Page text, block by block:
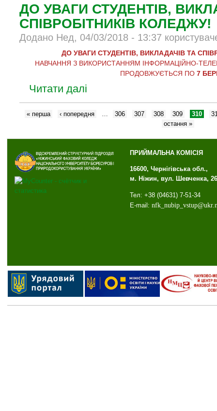
ДО УВАГИ СТУДЕНТІВ,
СПІВРОБІТНИКІВ КОЛЕДЖУ!
Додано Нед, 04/03/2018 - 13:37
ДО УВАГИ СТУДЕНТІВ, ВИКЛАДАЧІВ ТА
НАВЧАННЯ З ВИКОРИСТАННЯМ ІНФОРМАЦІЙНО-
ПРОДОВЖУЄТЬСЯ ПО 7
Читати далі
« перша ‹ попередня … 306 307 308 309 310
остання »
ПРИЙМАЛЬНА КОМІСІЯ
16600, Чернігівська обл.,
м. Ніжин, вул. Шевченка, 26
Тел: +38 (04631) 7-51-34
E-mail: nfk_ nubip_ vstup@ukr.